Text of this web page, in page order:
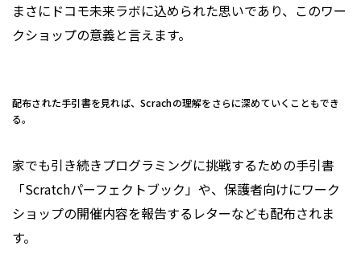
まさにドコモ未来ラボに込められた思いであり、このワー
クショップの意義と言えます。
配布された手引書を見れば、Scrachの理解をさらに深めていくこともでき
る。
家でも引き続きプログラミングに挑戦するための手引書
「Scratchパーフェクトブック」や、保護者向けにワーク
ショップの開催内容を報告するレターなども配布されま
す。